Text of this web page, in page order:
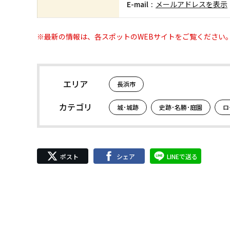
E-mail メールアドレスを表示
※最新の情報は、各スポットのWEBサイトをご覧ください
エリア 長浜市
カテゴリ 城･城跡 史跡･名勝･庭園
ポスト シェア LINEで送る